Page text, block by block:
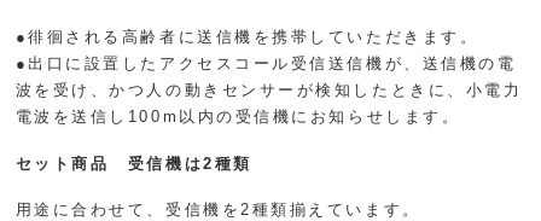
●徘徊される高齢者に送信機を携帯していただきます。
●出口に設置したアクセスコール受信送信機が、送信機の電
波を受け、かつ人の動きセンサーが検知したときに、小電力
電波を送信し100m以内の受信機にお知らせします。
セット商品 受信機は2種類
用途に合わせて、受信機を2種類揃えています。